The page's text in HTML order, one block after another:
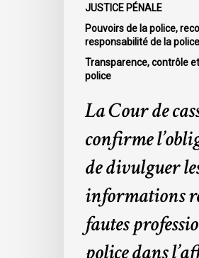
JUSTICE PÉNALE
Pouvoirs de la police,
responsabilité de la police
Transparence, contrôle
police
fautes
professionnelles
police
l’affaire
McKee
La Cour de
confirme
de divulguer
informations
fautes